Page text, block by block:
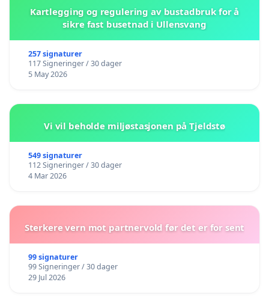
Kartlegging og regulering av bustadbruk for å
sikre fast busetnad i Ullensvang
257 signaturer
117 Signeringer / 30 dager
5 May 2026
Vi vil beholde miljøstasjonen på Tjeldstø
549 signaturer
112 Signeringer / 30 dager
4 Mar 2026
Sterkere vern mot partnervold før det er for sent
99 signaturer
99 Signeringer / 30 dager
29 Jul 2026